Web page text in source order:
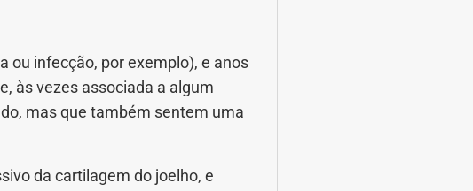
ou infecção, por exemplo), e anos
às vezes associada a algum
mas que também sentem uma
da cartilagem do joelho, e